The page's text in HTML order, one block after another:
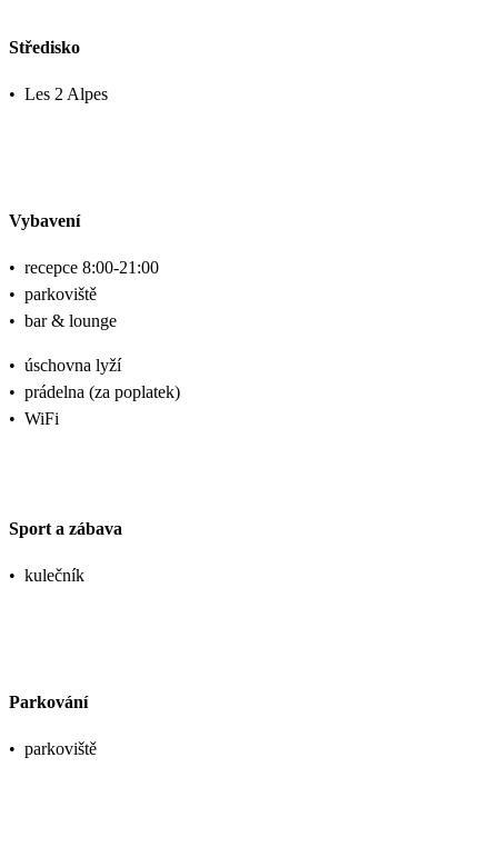
Středisko
• Les 2 Alpes
Vybavení
• recepce 8:00-21:00
• parkoviště
• bar & lounge
• úschovna lyží
• prádelna (za poplatek)
• WiFi
Sport a zábava
• kulečník
Parkování
• parkoviště